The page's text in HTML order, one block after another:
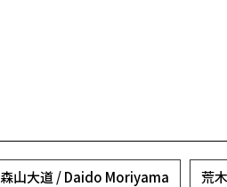
森山大道 / Daido Moriyama 荒